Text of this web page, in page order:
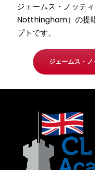
ジェームス・ノッテ
Notthingham）の提
プトです。
ジェームス・